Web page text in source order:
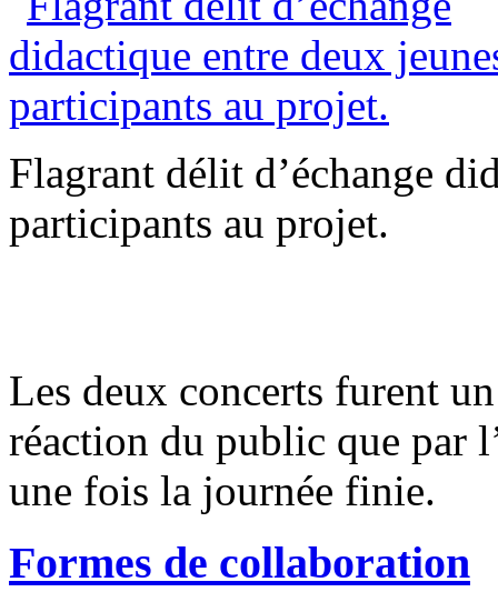
Flagrant délit d’échange
participants au projet.
Les deux concerts furent
réaction du public que par
une fois la journée finie.
Formes de collaboration